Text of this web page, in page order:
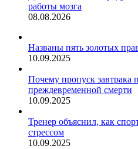
работы мозга
08.08.2026
Названы пять золотых
10.09.2025
Почему пропуск завтрака
преждевременной смерти
10.09.2025
Тренер объяснил, как
стрессом
10.09.2025